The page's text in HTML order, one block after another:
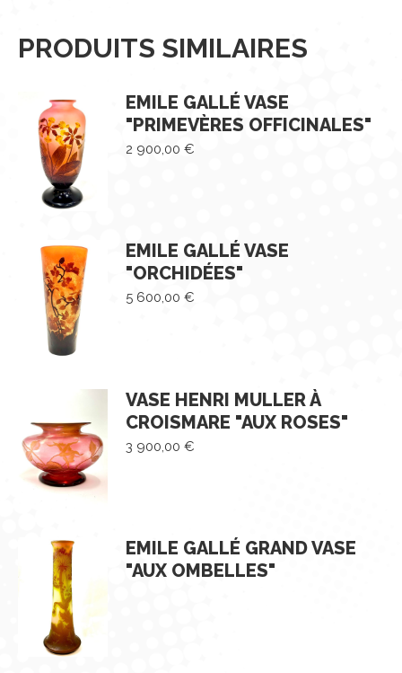
PRODUITS SIMILAIRES
EMILE GALLÉ VASE
"PRIMEVÈRES OFFICINALES"
2 900,00 €
EMILE GALLÉ VASE
"ORCHIDÉES"
5 600,00 €
VASE HENRI MULLER À
CROISMARE "AUX ROSES"
3 900,00 €
EMILE GALLÉ GRAND VASE
"AUX OMBELLES"